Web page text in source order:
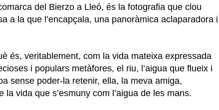
del Bierzo a Lleó, és la fotografia que clou
a la que l’encapçala, una panoràmica aclaparadora i
és, veritablement, com la vida mateixa expressada
i populars metàfores, el riu, l’aigua que flueix i
sense poder-la retenir, ella, la meva amiga,
vida que s’esmuny com l’aigua de les mans.